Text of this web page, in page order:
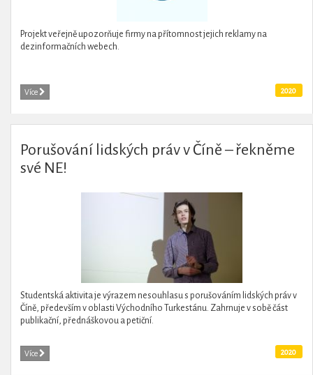
Projekt veřejně upozorňuje firmy na přítomnost jejich reklamy na
dezinformačních webech.
Více 2020
Porušování lidských práv v Číně – řekněme
své NE!
Studentská aktivita je výrazem nesouhlasu s porušováním lidských práv v
Číně, především v oblasti Východního Turkestánu. Zahrnuje v sobě část
publikační, přednáškovou a petiční.
Více 2020